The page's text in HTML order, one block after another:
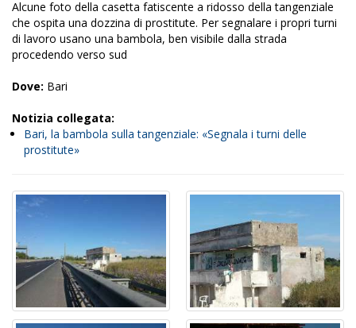
Alcune foto della casetta fatiscente a ridosso della tangenziale
che ospita una dozzina di prostitute. Per segnalare i propri turni
di lavoro usano una bambola, ben visibile dalla strada
procedendo verso sud
Dove: Bari
Notizia collegata:
Bari, la bambola sulla tangenziale: «Segnala i turni delle
prostitute»